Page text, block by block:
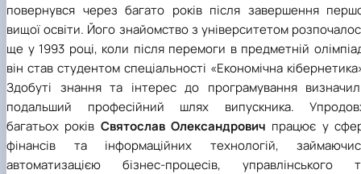
повернувся через багато років після завершення
вищої освіти. Його знайомство з університетом
ще у 1993 році, коли після перемоги в предметній
він став студентом спеціальності «Економічна
Здобуті знання та інтерес до програмування
подальший професійний шлях випускника.
багатьох років Святослав Олександрович працює у
фінансів та інформаційних технологій,
автоматизацією бізнес-процесів, управлінського